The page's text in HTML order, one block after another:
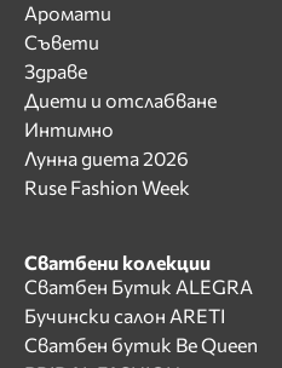
Аромати
Съвети
Здраве
Диети и отслабване
Интимно
Лунна диета 2026
Ruse Fashion Week
Сватбени колекции
Сватбен Бутик ALEGRA
Бучински салон ARETI
Сватбен бутик Be Queen